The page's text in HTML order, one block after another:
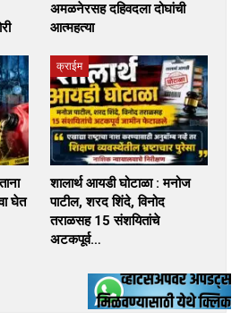
अमळनेरसह दहिवदला दोघांची
आत्महत्या
घेत
क्राईम
शालार्थ आयडी घोटाळा : मनोज
पाटील, शरद शिंदे, विनोद
तराळसह 15 संशयितांचे
अटकपूर्व…